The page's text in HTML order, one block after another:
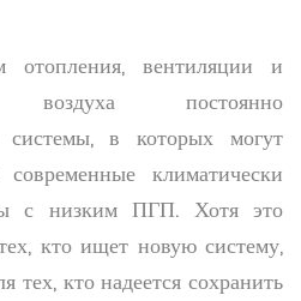
отопления, вентиляции и
воздуха постоянно
системы, в которых могут
современные климатически
с низким ПГП. Хотя это
кто ищет новую систему,
тех, кто надеется сохранить